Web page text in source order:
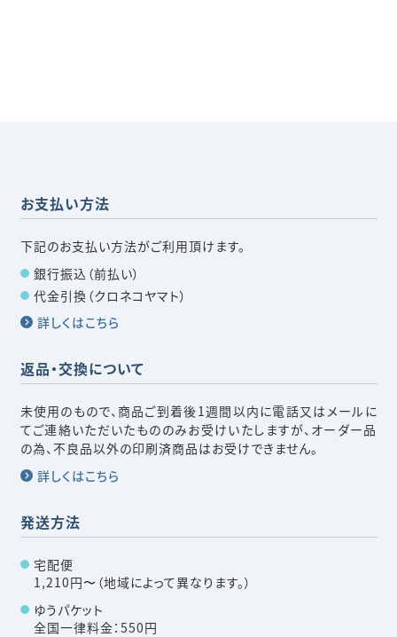
お支払い方法
下記のお支払い方法がご利用頂けます。
銀行振込（前払い）
代金引換（クロネコヤマト）
詳しくはこちら
返品・交換について
未使用のもので、商品ご到着後1週間以内に電話又はメールに
てご連絡いただいたもののみお受けいたしますが、オーダー品
の為、不良品以外の印刷済商品はお受けできません。
詳しくはこちら
発送方法
宅配便
1,210円〜（地域によって異なります。）
ゆうパケット
全国一律料金：550円